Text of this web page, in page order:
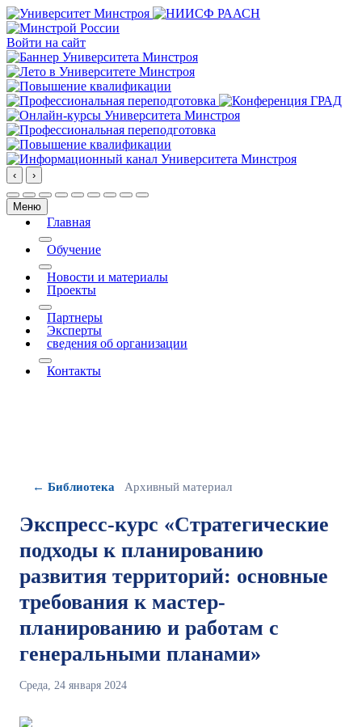
Войти на сайт
‹ ›
Меню
Главная
More about: Главная
Обучение
More about: Обучение
Новости и материалы
Проекты
More about: Проекты
Партнеры
Эксперты
сведения об организации
More about: сведения об организации
Контакты
← Библиотека Архивный материал
Экспресс-курс «Стратегические
подходы к планированию
развития территорий: основные
требования к мастер-
планированию и работам с
генеральными планами»
Среда, 24 января 2024